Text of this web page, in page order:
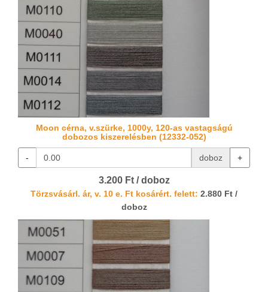
Moon cérna, v.szürke, 1000y, 120-as vastagságú
dobozos kiszerelésben (12332-052)
- doboz +
3.200 Ft / doboz
Törzsvásárl. ár, v. 10 e. Ft kosárért. felett: 2.880 Ft /
doboz